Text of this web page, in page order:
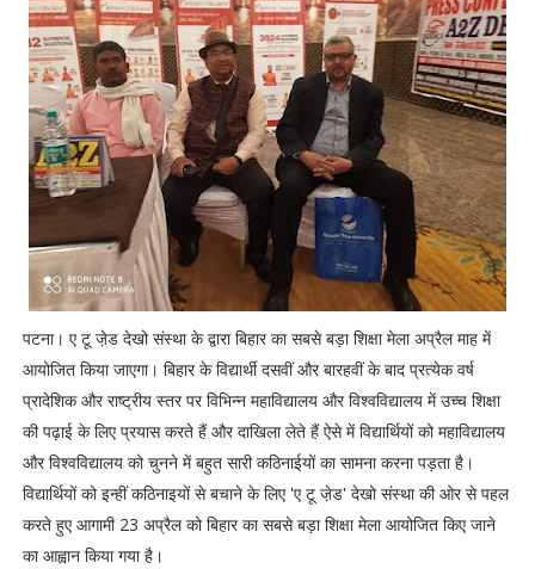
पटना। ए टू जे़ड देखो संस्था के द्वारा बिहार का सबसे बड़ा शिक्षा मेला अप्रैल माह में
आयोजित किया जाएगा। बिहार के विद्यार्थी दसवीं और बारहवीं के बाद प्रत्येक वर्ष
प्रादेशिक और राष्ट्रीय स्तर पर विभिन्न महाविद्यालय और विश्वविद्यालय में उच्च शिक्षा
की पढ़ाई के लिए प्रयास करते हैं और दाखिला लेते हैं ऐसे में विद्यार्थियों को महाविद्यालय
और विश्वविद्यालय को चुनने में बहुत सारी कठिनाईयों का सामना करना पड़ता है।
विद्यार्थियों को इन्हीं कठिनाइयों से बचाने के लिए 'ए टू जे़ड' देखो संस्था की ओर से पहल
करते हुए आगामी 23 अप्रैल को बिहार का सबसे बड़ा शिक्षा मेला आयोजित किए जाने
का आह्वान किया गया है।